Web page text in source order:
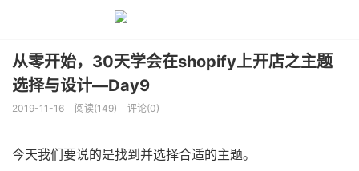
从零开始，30天学会在shopify上开店之主题
选择与设计—Day9
2019-11-16 阅读(149) 评论(0)
今天我们要说的是找到并选择合适的主题。